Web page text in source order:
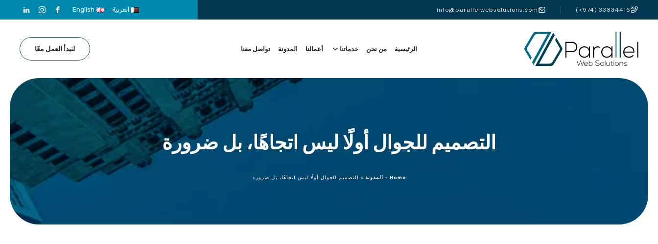
(+974) 33834416
info@parallelwebsolutions.com العربية English
الرئيسية من نحن خدماتنا أعمالنا المدونة تواصل معنا لنبدأ العمل معًا
التصميم للجوال أولًا ليس اتجاهًا، بل ضرورة
Home
» المدونة » التصميم للجوال أولًا ليس اتجاهًا، بل ضرورة